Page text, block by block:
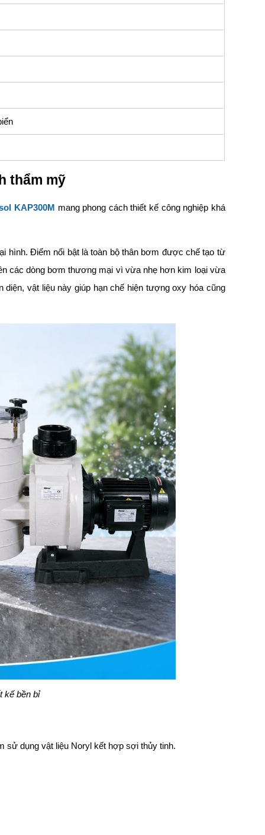
thẩm mỹ
KAP300M mang phong cách thiết kế công nghiệp khá
hình. Điểm nổi bật là toàn bộ thân bơm được chế tạo từ
các dòng bơm thương mại vì vừa nhẹ hơn kim loại vừa
vật liệu này giúp hạn chế hiện tượng oxy hóa cũng
kế bền bỉ
sử dụng vật liệu Noryl kết hợp sợi thủy tinh.